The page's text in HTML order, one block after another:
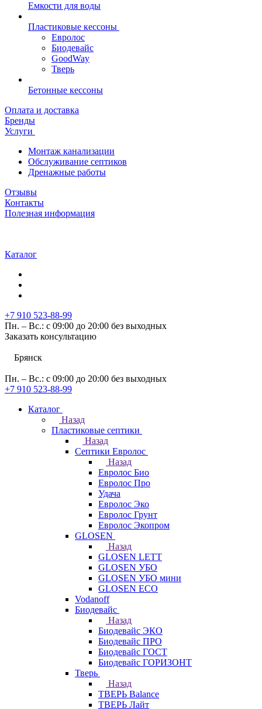
Емкости для воды
Пластиковые кессоны
Евролос
Биодевайс
GoodWay
Тверь
Бетонные кессоны
Оплата и доставка
Бренды
Услуги
Монтаж канализации
Обслуживание септиков
Дренажные работы
Отзывы
Контакты
Полезная информация
Каталог
+7 910 523-88-99
Пн. – Вс.: с 09:00 до 20:00 без выходных
Заказать консультацию
Брянск
Пн. – Вс.: с 09:00 до 20:00 без выходных
+7 910 523-88-99
Каталог
Назад
Пластиковые септики
Назад
Септики Евролос
Назад
Евролос Био
Евролос Про
Удача
Евролос Эко
Евролос Грунт
Евролос Экопром
GLOSEN
Назад
GLOSEN LETT
GLOSEN УБО
GLOSEN УБО мини
GLOSEN ECO
Vodanoff
Биодевайс
Назад
Биодевайс ЭКО
Биодевайс ПРО
Биодевайс ГОСТ
Биодевайс ГОРИЗОНТ
Тверь
Назад
ТВЕРЬ Balance
ТВЕРЬ Лайт